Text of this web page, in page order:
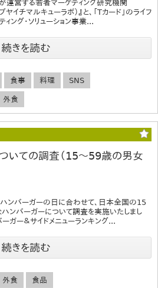
運営する若者マーケティング研究機関
イチマルキューラボ）』と、「Tカード」のライフ
ィング・ソリューション事業...
続きを読む
食事 料理 SNS
外食
いての調査（15～59歳の男女
ンバーガーの日に合わせて、日本全国の15
ンバーガーについて調査を実施いたしまし
ガー＆サイドメニューランキング...
続きを読む
外食 食品